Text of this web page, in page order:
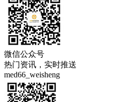
微信公众号
热门资讯，实时推送
med66_weisheng